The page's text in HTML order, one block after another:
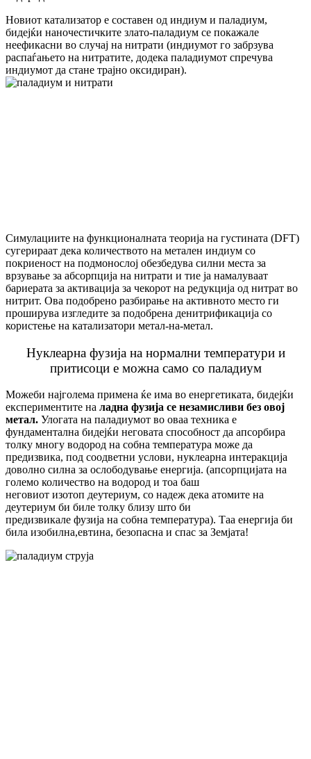
Новиот катализатор е составен од индиум и паладиум,
бидејќи наночестичките злато-паладиум се покажале
неефикасни во случај на нитрати (индиумот го забрзува
распаѓањето на нитратите, додека паладиумот спречува
индиумот да стане трајно оксидиран).
Симулациите на функционалната теорија на густината (DFT)
сугерираат дека количеството на метален индиум со
покриеност на подмонослој обезбедува силни места за
врзување за абсорпција на нитрати и тие ја намалуваат
бариерата за активација за чекорот на редукција од нитрат во
нитрит. Ова подобрено разбирање на активното место ги
проширува изгледите за подобрена денитрификација со
користење на катализатори метал-на-метал.
Нуклеарна фузија на нормални температури и
притисоци е можна само со паладиум
Можеби најголема примена ќе има во енергетиката, бидејќи
експериментите на ладна фузија се незамисливи без овој
метал. Улогата на паладиумот во оваа техника е
фундаментална бидејќи неговата способност да апсорбира
толку многу водород на собна температура може да
предизвика, под соодветни услови, нуклеарна интеракција
доволно силна за ослободување енергија. (апсорпцијата на
големо количество на водород и тоа баш
неговиот изотоп деутериум, со надеж дека атомите на
деутериум би биле толку близу што би
предизвикале фузија на собна температура). Таа енергија би
била изобилна,евтина, безопасна и спас за Земјата!